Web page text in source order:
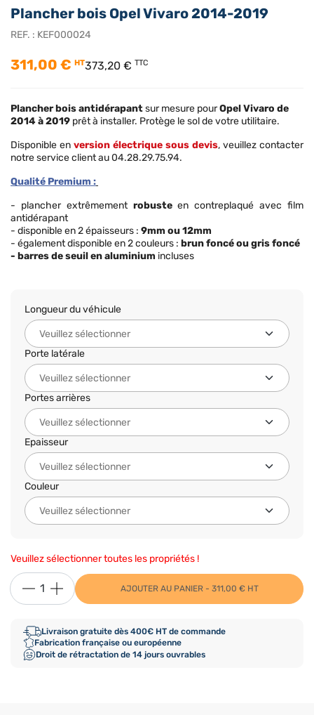
Plancher bois Opel Vivaro 2014-2019
REF. : KEF000024
311,00 € HT373,20 € TTC
Plancher bois antidérapantsur mesure pourOpel Vivaro de
2014 à 2019 prêt à installer. Protège le sol de votre utilitaire.
Disponible en version électrique sous devis, veuillez contacter
notre service client au 04.28.29.75.94.
Qualité Premium :
- plancher extrêmement robusteen contreplaqué avec film
antidérapant
- disponible en 2 épaisseurs : 9mm ou 12mm
- également disponible en 2 couleurs : brun foncé ou gris foncé
- barres de seuil en aluminium incluses
Longueur du véhicule
Porte latérale
Portes arrières
Epaisseur
Couleur
Veuillez sélectionner toutes les propriétés !
AJOUTER AU PANIER - 311,00 € HT
Livraison gratuite dès 400€ HT de commande
Fabrication française ou européenne
Droit de rétractation de 14 jours ouvrables